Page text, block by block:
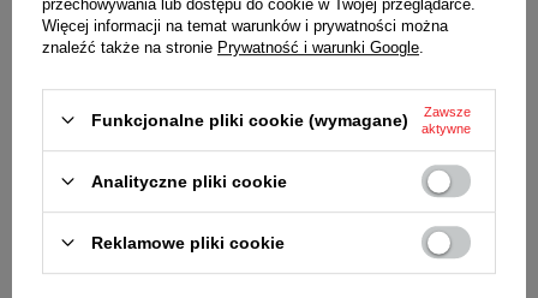
SZCZEGÓŁOWE DANE
GWARANCJA
Potrzebujesz pomocy? Masz pytania?
przechowywania lub dostępu do cookie w Twojej przeglądarce.
Więcej informacji na temat warunków i prywatności można
znaleźć także na stronie Prywatność i warunki Google
Funkcjonalne pliki cookie (wymagane)
Zawsze
aktywne
Analityczne pliki cookie
Reklamowe pliki cookie